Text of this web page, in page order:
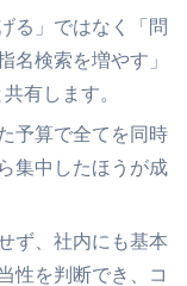
る」ではなく「問
名検索を増やす」
有します。
予算で全てを同時
集中したほうが成
ず、社内にも基本
性を判断でき、コ